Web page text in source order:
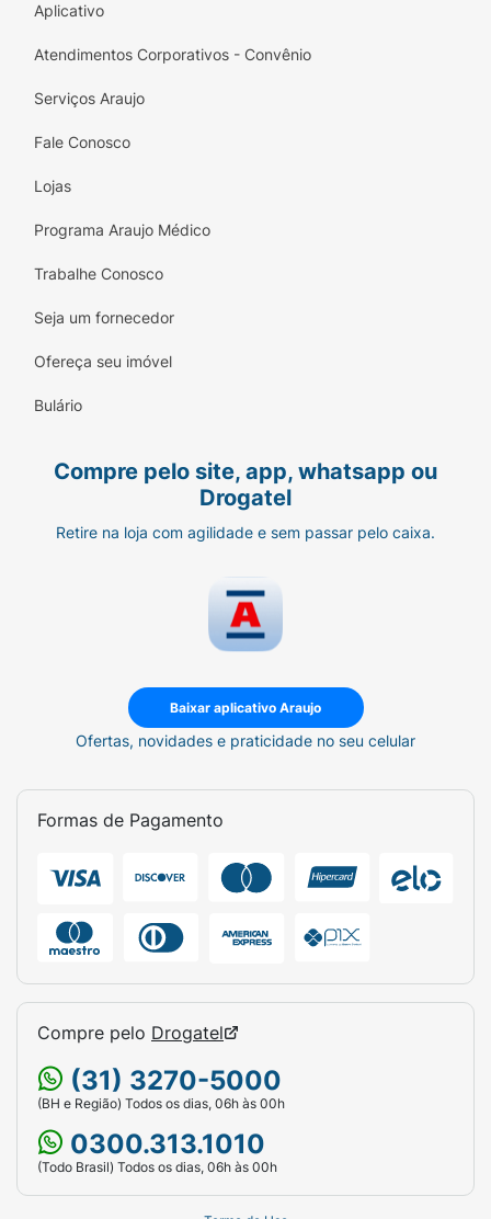
Aplicativo
Atendimentos Corporativos - Convênio
Serviços Araujo
Fale Conosco
Lojas
Programa Araujo Médico
Trabalhe Conosco
Seja um fornecedor
Ofereça seu imóvel
Bulário
Compre pelo site, app, whatsapp ou
Drogatel
Retire na loja com agilidade e sem passar pelo caixa.
Baixar aplicativo Araujo
Ofertas, novidades e praticidade no seu celular
Formas de Pagamento
Compre pelo Drogatel
(31) 3270-5000
(BH e Região) Todos os dias, 06h às 00h
0300.313.1010
(Todo Brasil) Todos os dias, 06h às 00h